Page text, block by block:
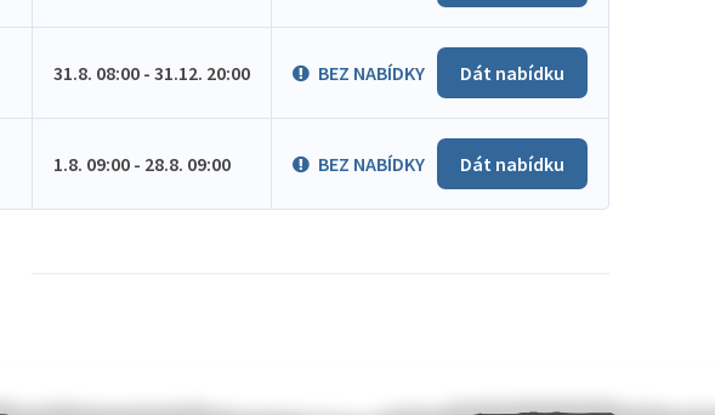
31.8. 08:00 - 31.12. 20:00 BEZ NABÍDKY Dát nabídku
1.8. 09:00 - 28.8. 09:00 BEZ NABÍDKY Dát nabídku